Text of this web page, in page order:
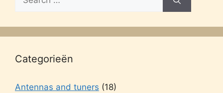
for:
Categorieën
Antennas and tuners (18)